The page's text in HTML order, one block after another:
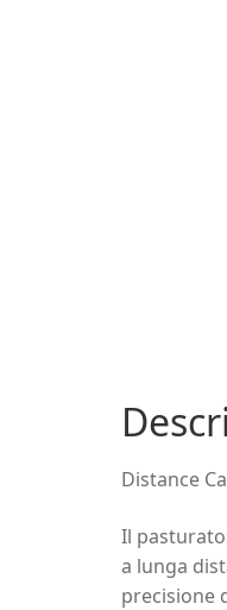
Distance
Il
a lunga
precisione